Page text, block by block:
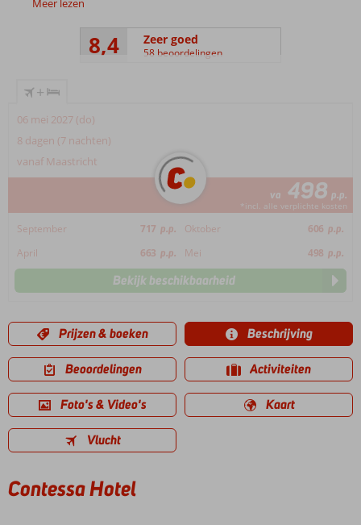
Meer lezen
8,4 Zeer goed
58 beoordelingen
+
06 mei 2027 (do)
8 dagen (7 nachten)
vanaf Maastricht
va 498 p.p.
*incl. alle verplichte kosten
September 717 p.p. Oktober 606 p.p.
April
663 p.p. Mei 498 p.p.
Bekijk beschikbaarheid
Prijzen & boeken Beschrijving
Beoordelingen Activiteiten
Foto's & Video's Kaart
Vlucht
Contessa Hotel